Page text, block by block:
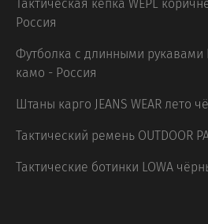
Тактическая кепка WEPL
Россия
Футболка с длинными рукавами
камо - Россия
Штаны карго JEANS WEAR лето
Тактический ремень OUTDOOR
Тактические ботинки LOWA